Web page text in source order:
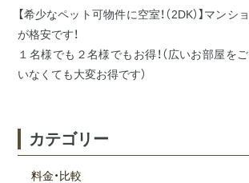
駐車場付き
物件
間取りの広
い部屋
フィットネ
スジム付き
蒔田エリア
阪東橋エリ
ア
マンスリー料
金表
オンラインク
ド決済
ホテル・賃
の違い
トランクルー
ム
【希少なペット可物件に空室！（2DK）】マン
が格安です！
１名様でも２名様でもお得！（広いお部屋を
いなくても大変お得です）
カテゴリー
料金・比較